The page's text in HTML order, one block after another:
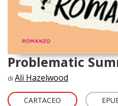
Problematic
di Ali Hazelwood
CARTACEO